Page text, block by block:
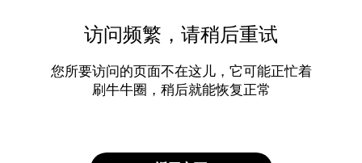
访问频繁，请稍后重试
您所要访问的页面不在这儿，它可能正忙着
刷牛牛圈，稍后就能恢复正常